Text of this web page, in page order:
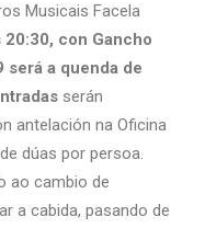
Musicais Facela
con Gancho
será a quenda de
serán
antelación na Oficina
dúas por persoa.
ao cambio de
a cabida, pasando de